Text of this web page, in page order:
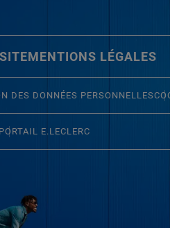
MENTIONS LÉGALES
DES DONNÉES PERSONNELLES
PORTAIL E.LECLERC